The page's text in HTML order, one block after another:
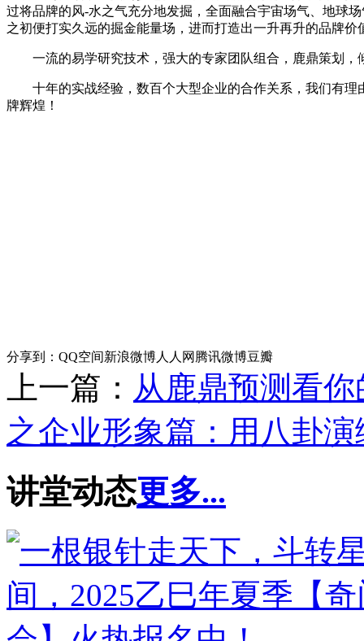
过将品牌的风-水之气充分地发掘，全面融合宇宙场气、地球
之初便打实久远的掘金能量场，进而打造出一升再升的品牌
一流的易学研究技术，强大的专家团队组合，鹿鼎策划，
十年的实战经验，数百个大型企业的合作关系，我们有理
牌辉煌！
分享到： QQ空间新浪微博人人网 腾讯微博豆瓣
上一篇： 从鹿鼎预测看
之企业形象篇：用八卦
讲堂动态更多...